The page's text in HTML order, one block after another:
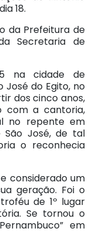
18.
da Prefeitura de
Secretaria de
na cidade de
José do Egito, no
dos cinco anos,
com a cantoria,
no repente em
São José, de tal
o reconhecia
considerado um
geração. Foi o
de 1º lugar
Se tornou o
em